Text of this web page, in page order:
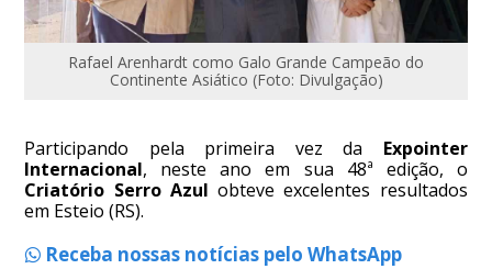
Rafael Arenhardt como Galo Grande Campeão do
Continente Asiático (Foto: Divulgação)
Participando pela primeira vez da Expointer
Internacional, neste ano em sua 48ª edição, o
Criatório Serro Azulobteve excelentes resultados
em Esteio (RS).
Receba nossas notícias pelo WhatsApp